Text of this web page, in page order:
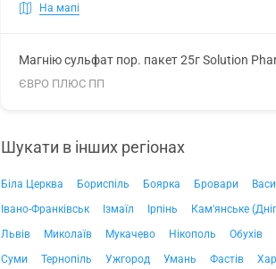
На мапі
Магнію сульфат пор. пакет 25г Solution
ЄВРО ПЛЮС ПП
Шукати в інших регіонах
Біла Церква Бориспіль Боярка Бровари
Івано-Франківськ
Ізмаїл Ірпінь Кам'янське
Львів
Миколаїв Мукачево Нікополь Обухів
Суми
Тернопіль Ужгород Умань Фастів